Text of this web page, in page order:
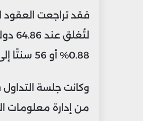
0.88% أو 56 سنتًا إلى 62.85 دولارًا للبرميل.
وكانت جلسة التداول